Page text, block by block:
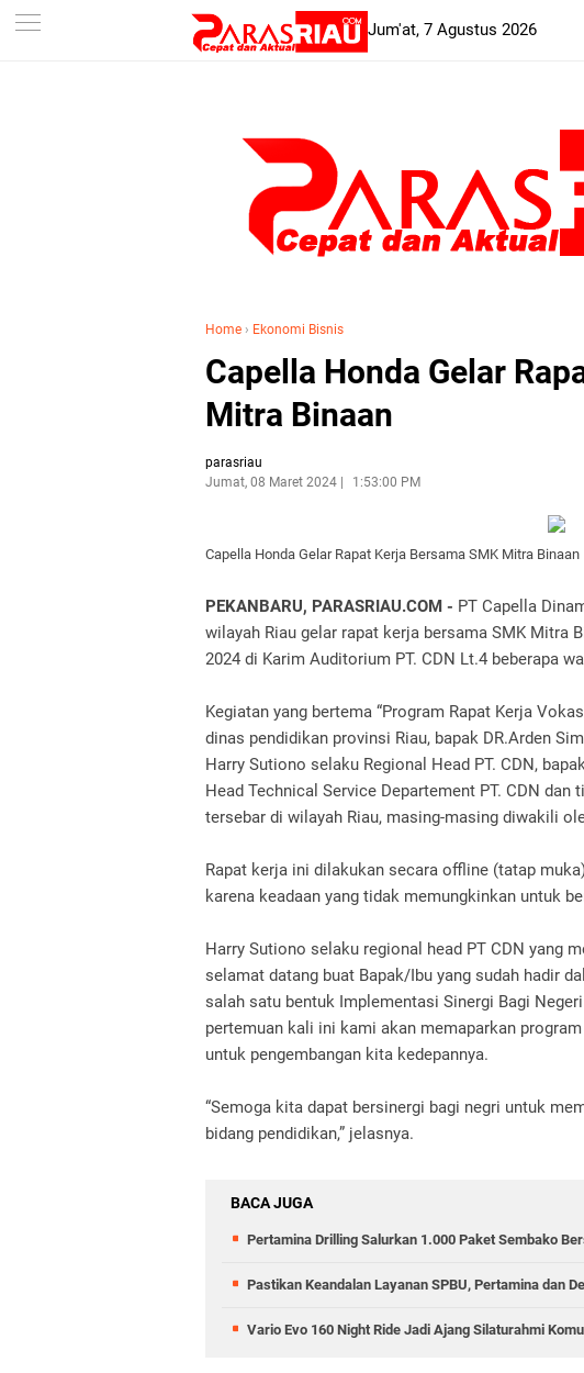
-->
Jum'at, 7 Agustus 2026
Home › Ekonomi Bisnis
Capella Honda Gelar
Mitra Binaan
parasriau
Jumat, 08 Maret 2024
1:53:00 PM
Capella Honda Gelar Rapat Kerja Bersama SMK Mitra Binaan
PEKANBARU, PARASRIAU.COM - PT Capella
wilayah Riau gelar rapat kerja bersama SMK Mitra
2024 di Karim Auditorium PT. CDN Lt.4 beberapa
Kegiatan yang bertema “Program Rapat Kerja
dinas pendidikan provinsi Riau, bapak DR.Arden
Harry Sutiono selaku Regional Head PT. CDN,
Head Technical Service Departement PT. CDN dan
tersebar di wilayah Riau, masing-masing diwakili
Rapat kerja ini dilakukan secara offline (tatap
karena keadaan yang tidak memungkinkan untuk
Harry Sutiono selaku regional head PT CDN yang
selamat datang buat Bapak/Ibu yang sudah hadir
salah satu bentuk Implementasi Sinergi Bagi
pertemuan kali ini kami akan memaparkan
untuk pengembangan kita kedepannya.
“Semoga kita dapat bersinergi bagi negri untuk
bidang pendidikan,” jelasnya.
BACA JUGA
Pertamina Drilling Salurkan 1.000 Paket Sembako
Pastikan Keandalan Layanan SPBU, Pertamina dan
Vario Evo 160 Night Ride Jadi Ajang Silaturahmi